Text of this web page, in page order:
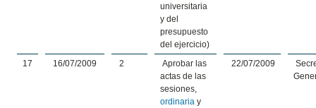
universitaria
y del
presupuesto
del ejercicio)
17 16/07/2009 2
Aprobar las
actas de las
sesiones,
ordinaria y
22/07/2009